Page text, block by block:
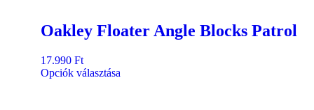
Oakley Floater Angle Blocks Patrol
17.990 Ft
Opciók választása